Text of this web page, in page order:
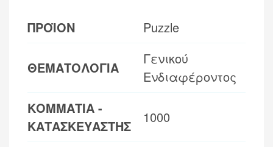
ΠΡΟΪΟΝ Puzzle
ΘΕΜΑΤΟΛΟΓΙΑ
Γενικού
Ενδιαφέροντος
ΚΟΜΜΑΤΙΑ -
ΚΑΤΑΣΚΕΥΑΣΤΗΣ
1000